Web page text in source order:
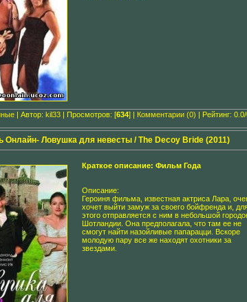
| Автор: kil33 | Просмотров: [634] | Комментарии (0) | Рейтинг: 0.0/
Онлайн- Ловушка для невесты / The Decoy Bride (2011)
Краткое описание: Фильм Года
Описание:
Героиня фильма, известная актриса Лара,
хочет выйти замуж за своего бойфренда и,
этого отправляется с ним в небольшой
Шотландии. Она предполагала, что там ее не
смогут найти назойливые папарацци. Вскоре
молодую пару все же находят охотники за
звездами.